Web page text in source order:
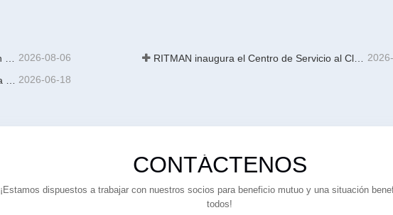
2026-08-06 RITMAN inaugura el Centro de Servicio al Cliente Global para elevar el soporte de ciclo de vida completo para clientes en todo el mundo
2026-06-18
CONTÁCTENOS
¡Estamos dispuestos a trabajar con nuestros socios para beneficio mutuo y una situación
todos!